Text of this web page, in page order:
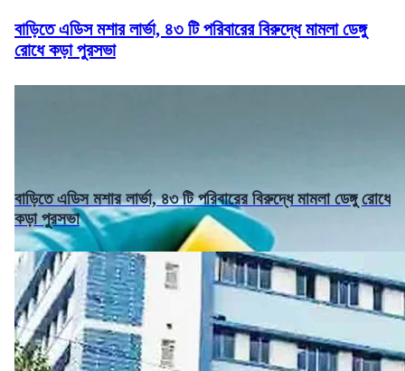
বাড়িতে এডিস মশার লার্ভা, ৪৩ টি পরিবারের বিরুদ্ধে মামলা ডেঙ্গু
রোধে কড়া পুরসভা
বাড়িতে এডিস মশার লার্ভা, ৪৩ টি পরিবারের বিরুদ্ধে মামলা ডেঙ্গু রোধে
কড়া পুরসভা